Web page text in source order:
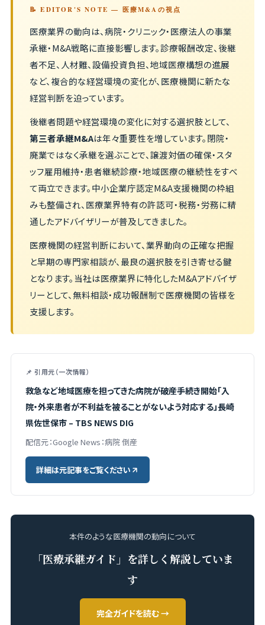
📝 EDITOR'S NOTE — 医療M&Aの視点
医療業界の動向は、病院・クリニック・医療法人の事業
承継・M&A戦略に直接影響します。診療報酬改定、後継
者不足、人材難、設備投資負担、地域医療構想の進展
など、複合的な経営環境の変化が、医療機関に新たな
経営判断を迫っています。
後継者問題や経営環境の変化に対する選択肢として、
第三者承継M&Aは年々重要性を増しています。閉院・
廃業ではなく承継を選ぶことで、譲渡対価の確保・スタ
ッフ雇用維持・患者継続診療・地域医療の継続性をすべ
て両立できます。中小企業庁認定M&A支援機関の枠組
みも整備され、医療業界特有の許認可・税務・労務に精
通したアドバイザリーが普及してきました。
医療機関の経営判断において、業界動向の正確な把握
と早期の専門家相談が、最良の選択肢を引き寄せる鍵
となります。当社は医療業界に特化したM&Aアドバイザ
リーとして、無料相談・成功報酬制で医療機関の皆様を
支援します。
📌 引用元（一次情報）
救急など地域医療を担ってきた病院が破産手続き開始「入
院・外来患者が不利益を被ることがないよう対応する」長崎
県佐世保市 – TBS NEWS DIG
配信元：Google News：病院 倒産
詳細は元記事をご覧ください
本件のような医療機関の動向について
「医療承継ガイド」を詳しく解説していま
す
完全ガイドを読む →